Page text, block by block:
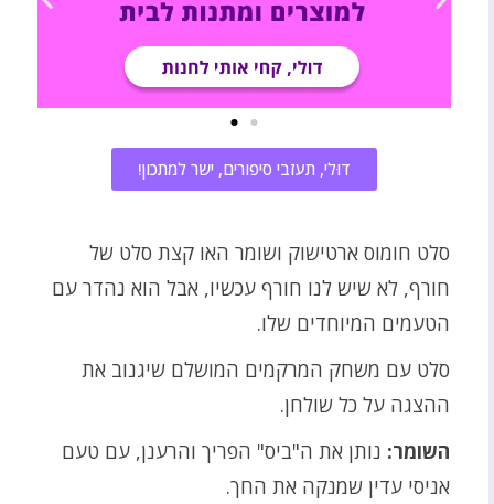
דוּלי, תעזבי סיפורים, ישר למתכון!
סלט חומוס ארטישוק ושומר האו קצת סלט של
חורף, לא שיש לנו חורף עכשיו, אבל הוא נהדר עם
הטעמים המיוחדים שלו.
סלט עם משחק המרקמים המושלם שיגנוב את
ההצגה על כל שולחן.
השומר: נותן את ה"ביס" הפריך והרענן, עם טעם
אניסי עדין שמנקה את החך.